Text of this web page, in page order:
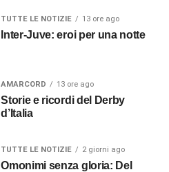
TUTTE LE NOTIZIE 13 ore ago
Inter-Juve: eroi per una notte
AMARCORD 13 ore ago
Storie e ricordi del Derby
d’Italia
TUTTE LE NOTIZIE 2 giorni ago
Omonimi senza gloria: Del